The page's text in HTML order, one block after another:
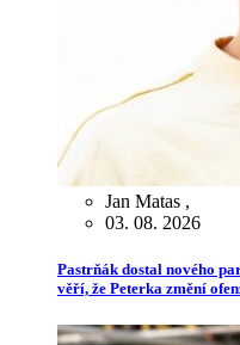
Jan Matas ,
03. 08. 2026
Pastrňák dostal nového
věří, že Peterka změní